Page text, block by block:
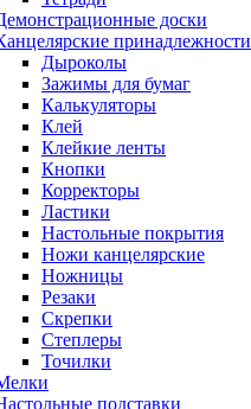
доски
принадлежности
Дыроколы
Зажимы для бумаг
Калькуляторы
Клей
Клейкие ленты
Кнопки
Корректоры
Ластики
Настольные покрытия
Ножи канцелярские
Ножницы
Резаки
Скрепки
Степлеры
Точилки
подставки